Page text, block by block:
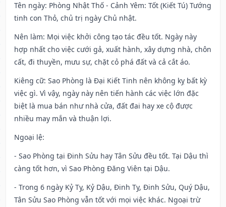
Tên ngày: Phòng Nhật Thố - Cảnh Yêm: Tốt (Kiết Tú) Tướng
tinh con Thỏ, chủ trị ngày Chủ nhật.
Nên làm: Mọi việc khởi công tạo tác đều tốt. Ngày này
hợp nhất cho việc cưới gả, xuất hành, xây dựng nhà, chôn
cất, đi thuyền, mưu sự, chặt cỏ phá đất và cả cắt áo.
Kiêng cữ: Sao Phòng là Đại Kiết Tinh nên không kỵ bất kỳ
việc gì. Vì vậy, ngày này nên tiến hành các việc lớn đặc
biệt là mua bán như nhà cửa, đất đai hay xe cộ được
nhiều may mắn và thuận lợi.
Ngoại lệ:
- Sao Phòng tại Đinh Sửu hay Tân Sửu đều tốt. Tại Dậu thì
càng tốt hơn, vì Sao Phòng Đăng Viên tại Dậu.
- Trong 6 ngày Kỷ Tỵ, Kỷ Dậu, Đinh Tỵ, Đinh Sửu, Quý Dậu,
Tân Sửu Sao Phòng vẫn tốt với mọi việc khác. Ngoại trừ